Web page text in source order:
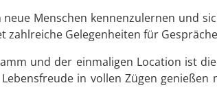
Menschen kennenzulernen und
zahlreiche Gelegenheiten für
und der einmaligen Location ist
in vollen Zügen